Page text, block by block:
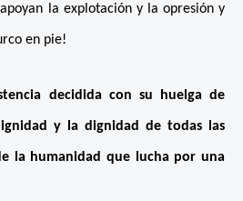
la explotación y la opresión y
en pie!
decidida con su huelga de
y la dignidad de todas las
la humanidad que lucha por una